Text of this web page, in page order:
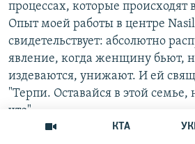
КТА
процессах, которые происходят
Опыт моей работы в центре
свидетельствует: абсолютно
явление, когда женщину бьют,
издеваются, унижают. И ей
"Терпи. Оставайся в этой семье,
что".